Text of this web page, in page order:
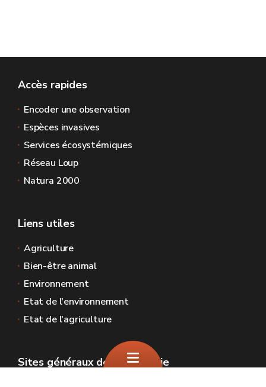
Accès rapides
Encoder une observation
Espèces invasives
Services écosystémiques
Réseau Loup
Natura 2000
Liens utiles
Agriculture
Bien-être animal
Environnement
Etat de l'environnement
Etat de l'agriculture
Sites généraux de la Wallonie